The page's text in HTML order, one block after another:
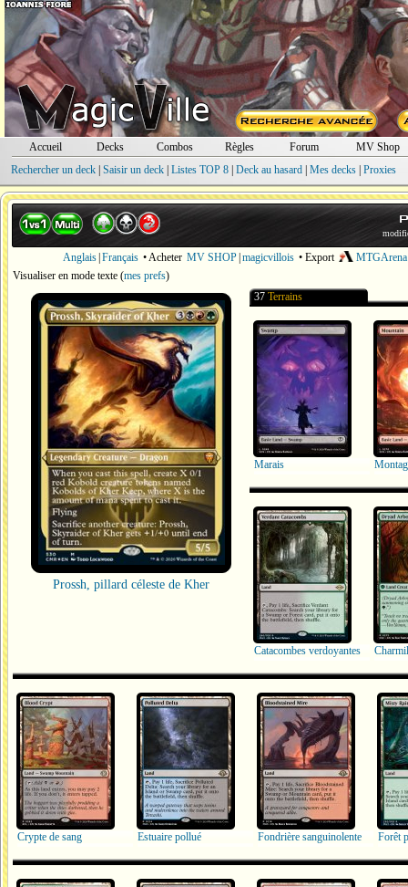
Accueil Decks Combos Règles Forum
MV Shop
Rechercher un deck| Saisir un deck| Listes TOP 8| Deck au hasard| Mes decks| Proxies
Anglais Français • Acheter MV SHOP magicvillois • Export
MTGArena
Visualiser en mode texte (mes prefs)
Prossh, pillard céleste de Kher
37 Terrains
Marais
Catacombes verdoyantes
Crypte de sang Estuaire pollué Fondrière sanguinolente Forêt